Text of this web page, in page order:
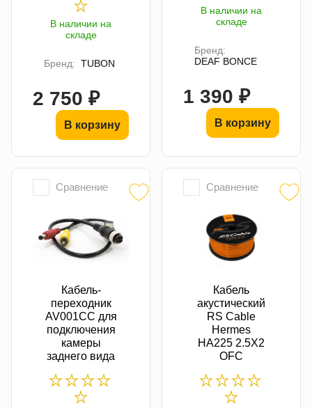
В наличии на
складе
Бренд: TUBON
2 750 ₽
В корзину
В наличии на
складе
Бренд:
DEAF BONCE
1 390 ₽
В корзину
Сравнение
Кабель-
переходник
AV001CC для
подключения
камеры
заднего вида
Сравнение
Кабель
акустический
RS Cable
Hermes
HA225 2.5X2
OFC